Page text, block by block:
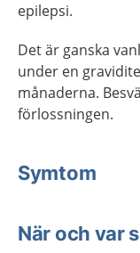
epilepsi.
Det är ganska
under en
månaderna.
förlossningen.
Symtom
När och var